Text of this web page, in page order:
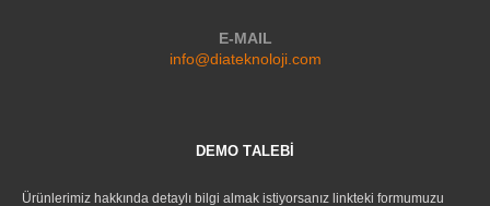
E-MAIL
info@diateknoloji.com
DEMO TALEBİ
Ürünlerimiz hakkında detaylı bilgi almak istiyorsanız linkteki formumuzu